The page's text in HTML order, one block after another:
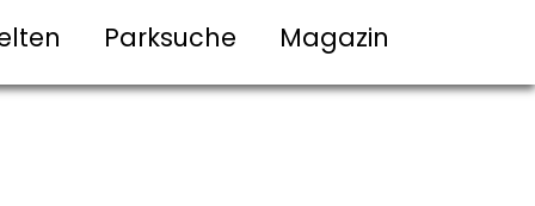
Parksuche Magazin